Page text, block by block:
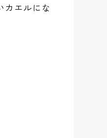
エルにな